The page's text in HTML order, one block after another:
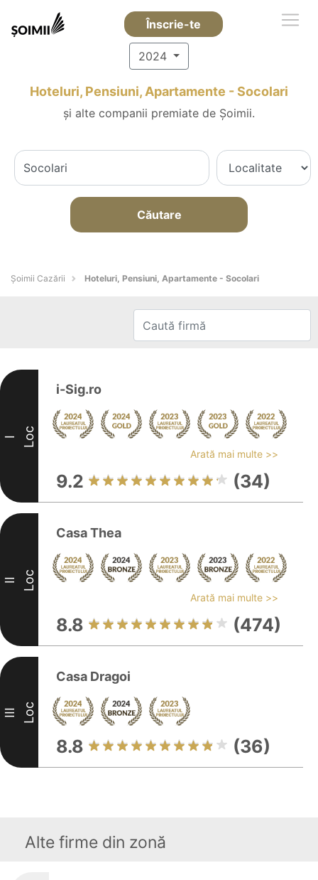
Înscrie-te
2024
Hoteluri, Pensiuni, Apartamente - Socolari
și alte companii premiate de Șoimii.
Căutare
Șoimii Cazării Hoteluri, Pensiuni, Apartamente - Socolari
I Loc
i-Sig.ro
Arată mai multe >>
9.2 (34)
II Loc
Casa Thea
Arată mai multe >>
8.8 (474)
III Loc
Casa Dragoi
8.8 (36)
Alte firme din zonă